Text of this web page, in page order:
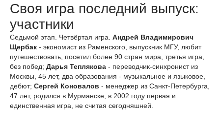
Своя игра последний выпуск:
участники
Седьмой этап. Четвёртая игра. Андрей Владимирович
Щербак - экономист из Раменского, выпускник МГУ, любит
путешествовать, посетил более 90 стран мира, третья игра,
без побед; Дарья Теплякова - переводчик-синхронист из
Москвы, 45 лет, два образования - музыкальное и языковое,
дебют; Сергей Коновалов - менеджер из Санкт-Петербурга,
47 лет, родился в Мурманске, в 2002 году первая и
единственная игра, не считая сегодняшней.